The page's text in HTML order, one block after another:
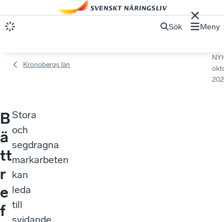
Sök Meny
Kronobergs län
B
ä
tt
r
e
f
Stora
och
segdragna
markarbeten
kan
leda
till
svidande